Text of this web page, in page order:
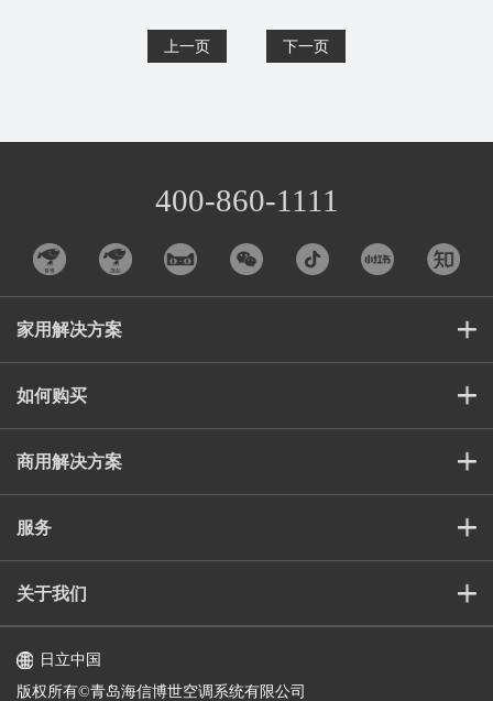
400-860-1111
家用解决方案
如何购买
商用解决方案
服务
关于我们
版权所有©️青岛海信博世空调系统有限公司
日立中国